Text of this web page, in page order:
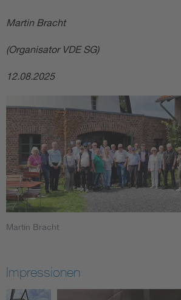
Martin Bracht
(Organisator VDE SG)
12.08.2025
Martin Bracht
Impressionen